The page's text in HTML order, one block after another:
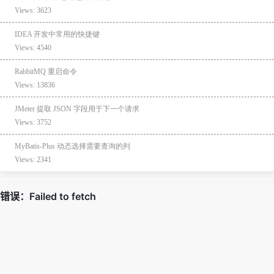
Views: 3623
IDEA 开发中常用的快捷键
Views: 4540
RabbitMQ 重启命令
Views: 13836
JMeter 提取 JSON 字段用于下一个请求
Views: 3752
MyBatis-Plus 动态选择需要查询的列
Views: 2341